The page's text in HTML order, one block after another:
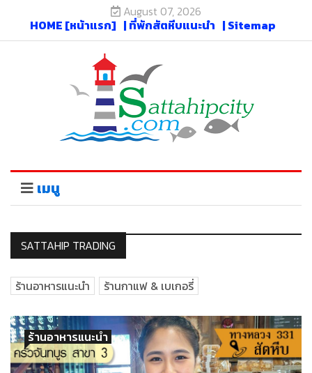
August 07, 2026
HOME [หน้าแรก] | ที่พักสัตหีบแนะนำ | Sitemap
เมนู
SATTAHIP TRADING
ร้านอาหารแนะนำ ร้านกาแฟ & เบเกอรี่
ร้านอาหารแนะนำ